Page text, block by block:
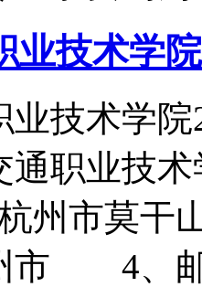
业技术学
业技术学
通职业技
杭州市莫
市 4、